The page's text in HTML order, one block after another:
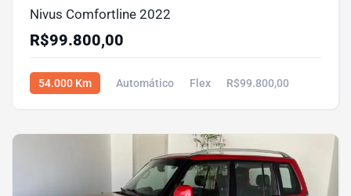
Nivus Comfortline 2022
R$99.800,00
54.000 Km Automático Flex R$99.800,00